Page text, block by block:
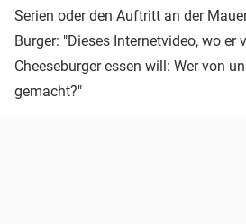
Serien oder den Auftritt an der
Burger: "Dieses Internetvideo, wo er
Cheeseburger essen will: Wer von
gemacht?"